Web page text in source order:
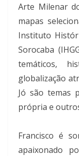
Arte Milenar
mapas
Instituto
Sorocaba
temáticos,
globalização
Jó são temas
própria e
Francisco é
apaixonado